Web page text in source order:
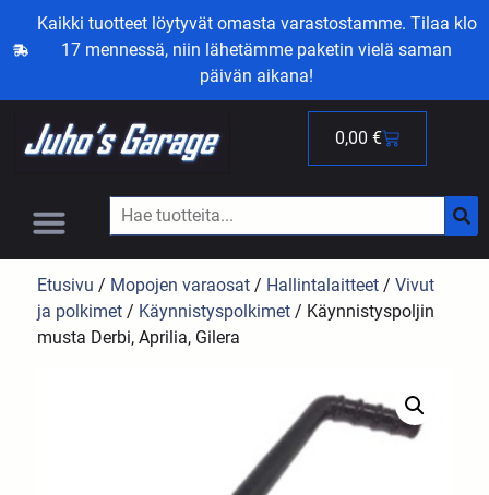
Kaikki tuotteet löytyvät omasta varastostamme. Tilaa klo
17 mennessä, niin lähetämme paketin vielä saman
päivän aikana!
0,00 €
Etusivu / Mopojen varaosat / Hallintalaitteet /Vivut
ja polkimet / Käynnistyspolkimet / Käynnistyspoljin
musta Derbi, Aprilia, Gilera